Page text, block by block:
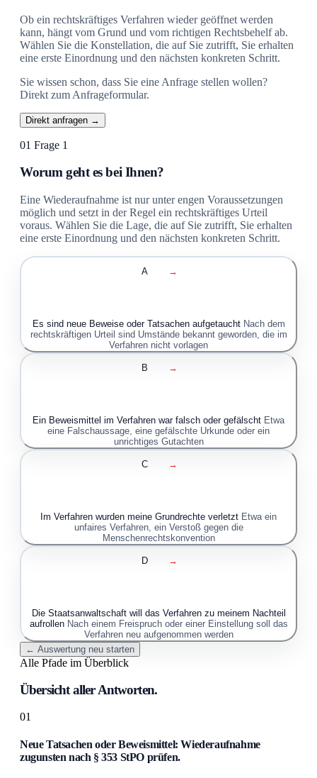
Ob ein rechtskräftiges Verfahren wieder geöffnet werden
kann, hängt vom Grund und vom richtigen Rechtsbehelf ab.
Wählen Sie die Konstellation, die auf Sie zutrifft, Sie erhalten
eine erste Einordnung und den nächsten konkreten Schritt.
Sie wissen schon, dass Sie eine Anfrage stellen wollen?
Direkt zum Anfrageformular.
Direkt anfragen →
01 Frage 1
Worum geht es bei Ihnen?
Eine Wiederaufnahme ist nur unter engen Voraussetzungen
möglich und setzt in der Regel ein rechtskräftiges Urteil
voraus. Wählen Sie die Lage, die auf Sie zutrifft, Sie erhalten
eine erste Einordnung und den nächsten konkreten Schritt.
A →
Es sind neue Beweise oder Tatsachen aufgetaucht Nach dem
rechtskräftigen Urteil sind Umstände bekannt geworden, die im
Verfahren nicht vorlagen
B →
Ein Beweismittel im Verfahren war falsch oder gefälscht Etwa
eine Falschaussage, eine gefälschte Urkunde oder ein
unrichtiges Gutachten
C →
Im Verfahren wurden meine Grundrechte verletzt Etwa ein
unfaires Verfahren, ein Verstoß gegen die
Menschenrechtskonvention
D →
Die Staatsanwaltschaft will das Verfahren zu meinem Nachteil
aufrollen Nach einem Freispruch oder einer Einstellung soll das
Verfahren neu aufgenommen werden
← Auswertung neu starten
Alle Pfade im Überblick
Übersicht aller Antworten.
01
Neue Tatsachen oder Beweismittel: Wiederaufnahme
zugunsten nach § 353 StPO prüfen.